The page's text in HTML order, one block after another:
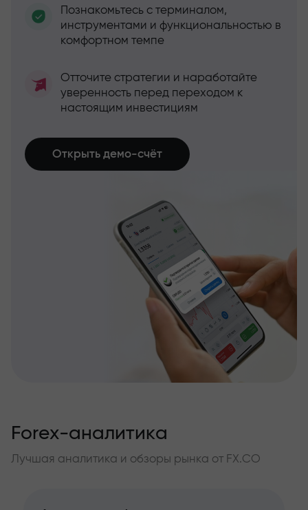
Познакомьтесь с терминалом,
инструментами и функциональностью в
комфортном темпе
Отточите стратегии и наработайте
уверенность перед переходом к
настоящим инвестициям
Открыть демо-счёт
Forex-аналитика
Лучшая аналитика и обзоры рынка от FX.CO